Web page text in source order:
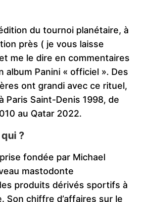
du tournoi planétaire, à
près ( je vous laisse
me le dire en commentaires
album Panini « officiel ». Des
ont grandi avec ce rituel,
Paris Saint-Denis 1998, de
au Qatar 2022.
?
fondée par Michael
mastodonte
produits dérivés sportifs à
Son chiffre d’affaires sur le